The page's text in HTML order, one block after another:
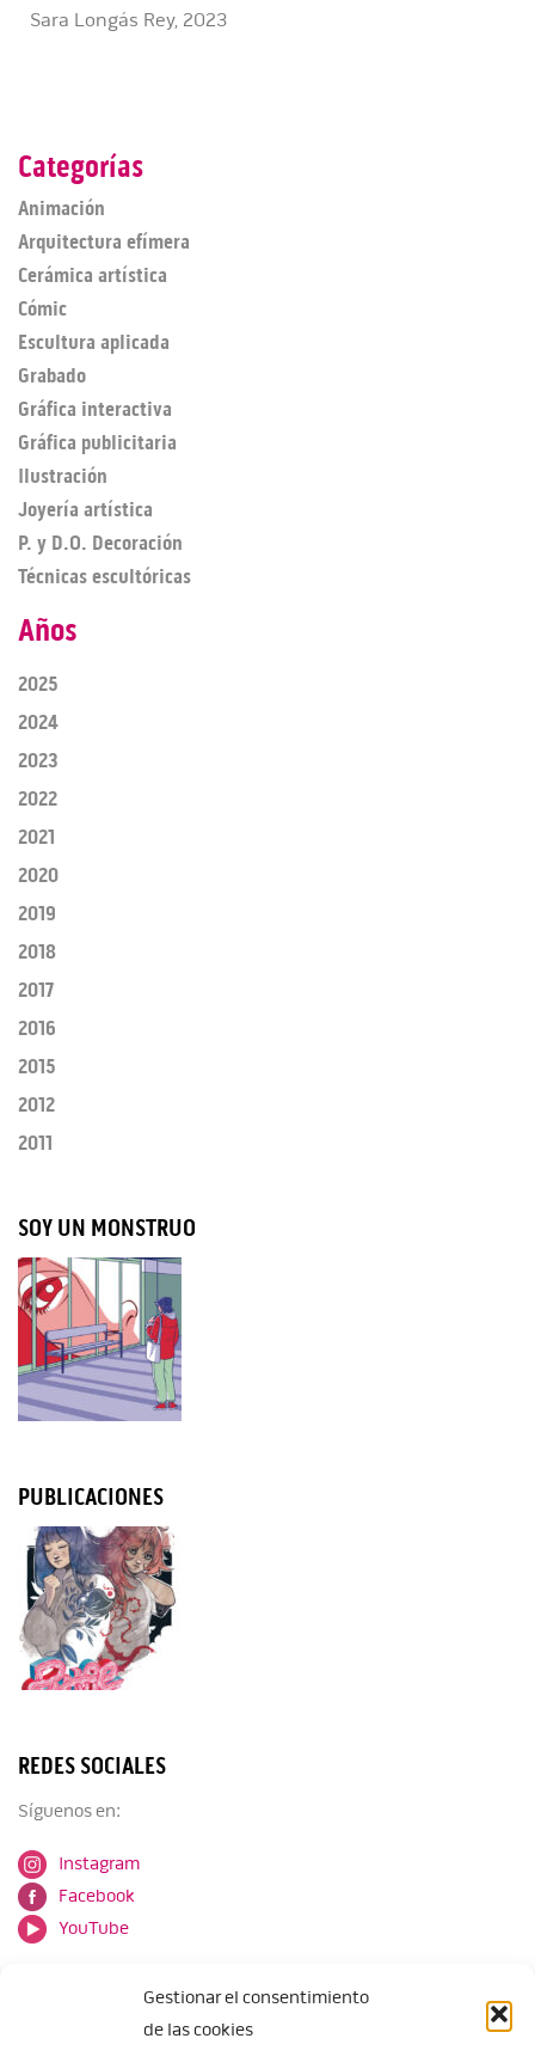
Gestionar el consentimiento
de las cookies
Sara Longás Rey, 2023
Categorías
Animación
Arquitectura efímera
Cerámica artística
Cómic
Escultura aplicada
Grabado
Gráfica interactiva
Gráfica publicitaria
Ilustración
Joyería artística
P. y D.O. Decoración
Técnicas escultóricas
Años
2025
2024
2023
2022
2021
2020
2019
2018
2017
2016
2015
2012
2011
SOY UN MONSTRUO
PUBLICACIONES
REDES SOCIALES
Síguenos en:
Instagram
Facebook
YouTube